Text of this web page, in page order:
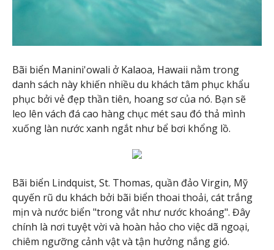
Bãi biển Manini'owali ở Kalaoa, Hawaii nằm trong
danh sách này khiến nhiều du khách tâm phục khẩu
phục bởi vẻ đẹp thần tiên, hoang sơ của nó. Bạn sẽ
leo lên vách đá cao hàng chục mét sau đó thả mình
xuống làn nước xanh ngắt như bể bơi khổng lồ.
Bãi biển Lindquist, St. Thomas, quần đảo Virgin, Mỹ
quyến rũ du khách bởi bãi biển thoai thoải, cát trắng
mịn và nước biển "trong vắt như nước khoáng". Đây
chính là nơi tuyệt vời và hoàn hảo cho việc dã ngoại,
chiêm ngưỡng cảnh vật và tận hưởng nắng gió.